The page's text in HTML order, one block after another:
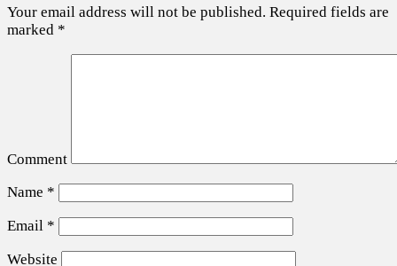
Your email address will not be published. Required fields are
marked *
Comment
Name *
Email *
Website